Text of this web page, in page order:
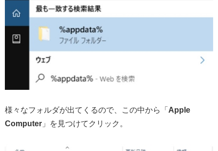
様々なフォルダが出てくるので、この中から「 Apple
Computer 」を見つけてクリック。